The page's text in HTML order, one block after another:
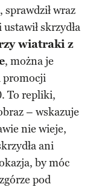
sprawdził wraz
skrzydła
wiatraki z
, można je
promocji
To repliki,
– wskazuje
nie wieje,
ani
by móc
pod